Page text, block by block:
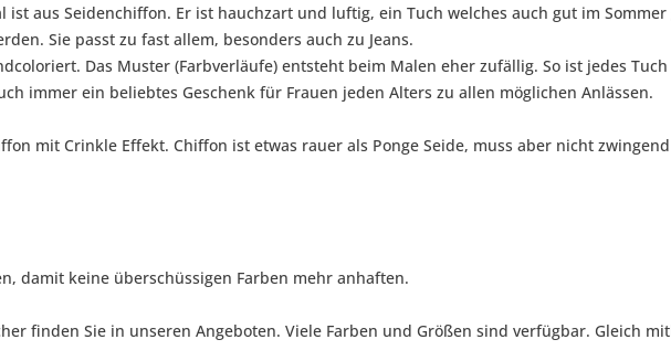
ist aus Seidenchiffon. Er ist hauchzart und luftig, ein Tuch welches auch gut im
Sie passt zu fast allem, besonders auch zu Jeans.
Das Muster (Farbverläufe) entsteht beim Malen eher zufällig. So ist jedes
immer ein beliebtes Geschenk für Frauen jeden Alters zu allen möglichen Anlässen.
mit Crinkle Effekt. Chiffon ist etwas rauer als Ponge Seide, muss aber nicht
damit keine überschüssigen Farben mehr anhaften.
finden Sie in unseren Angeboten. Viele Farben und Größen sind verfügbar. Gleich